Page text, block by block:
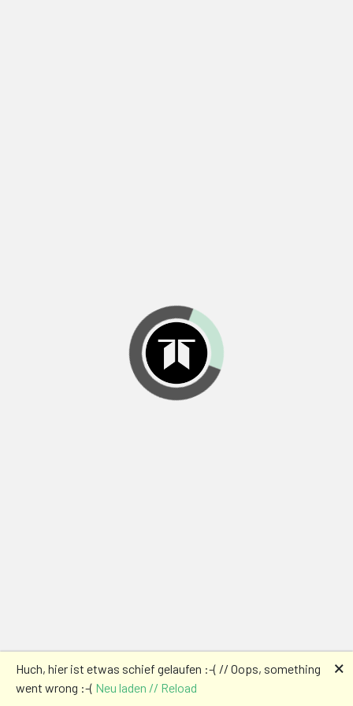
Huch, hier ist etwas schief gelaufen :-( // Oops, something
went wrong :-( Neu laden // Reload
🗙